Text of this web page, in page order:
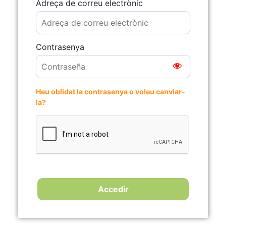
Adreça de correu electrònic
Contrasenya
Heu oblidat la contrasenya o voleu canviar-
la?